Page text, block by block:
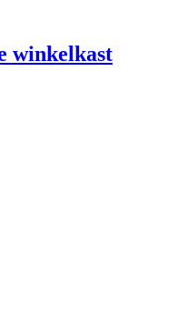
winkelkast